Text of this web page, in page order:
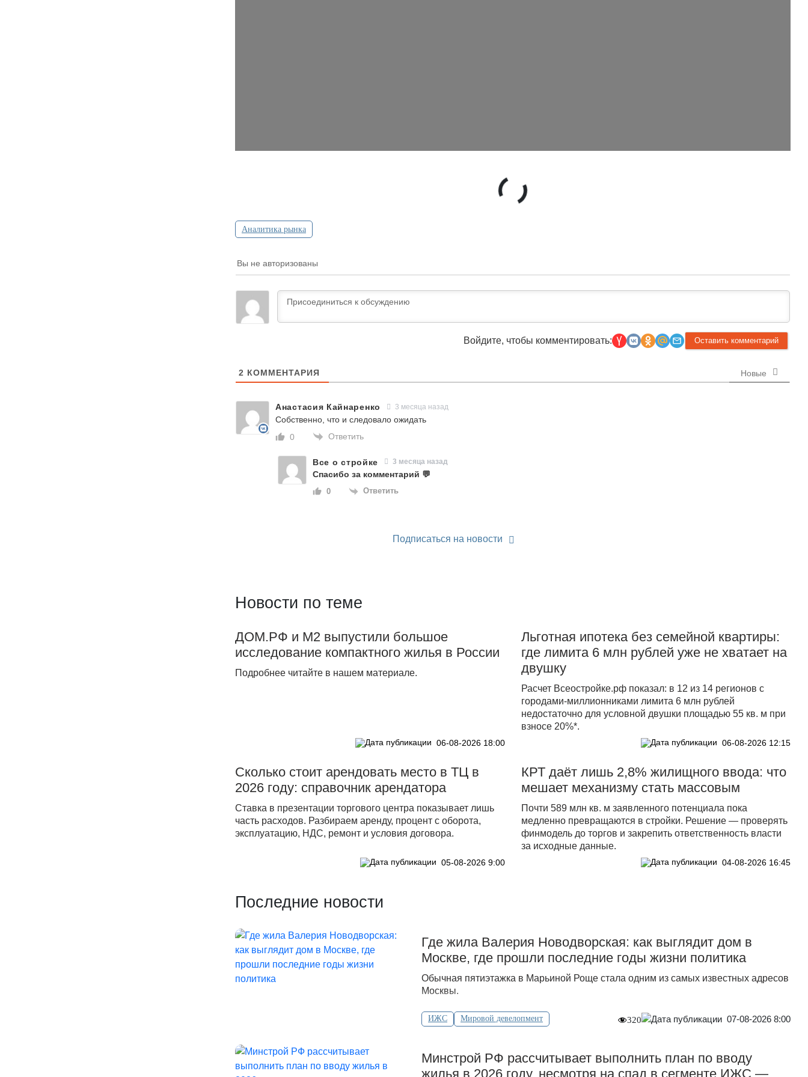
Аналитика рынка
Вы не авторизованы
Войдите, чтобы комментировать:
2 КОММЕНТАРИЯ Новые
Анастасия Кайнаренко 3 месяца назад
Собственно, что и следовало ожидать
0
Ответить
Все о стройке 3 месяца назад
Спасибо за комментарий 💬
0 Ответить
Подписаться на новости
Новости по теме
ДOМ.PФ и М2 выпустили большое
исследование компактного жилья в России
Подробнее читайте в нашем материале.
06-08-2026 18:00
Льготная ипотека без семейной квартиры:
где лимита 6 млн рублей уже не хватает на
двушку
Расчет Всеостройке.рф показал: в 12 из 14 регионов с
городами-миллионниками лимита 6 млн рублей
недостаточно для условной двушки площадью 55 кв. м при
взносе 20%*.
06-08-2026 12:15
Сколько стоит арендовать место в ТЦ в
2026 году: справочник арендатора
Ставка в презентации торгового центра показывает лишь
часть расходов. Разбираем аренду, процент с оборота,
эксплуатацию, НДС, ремонт и условия договора.
05-08-2026 9:00
КРТ даёт лишь 2,8% жилищного ввода: что
мешает механизму стать массовым
Почти 589 млн кв. м заявленного потенциала пока
медленно превращаются в стройки. Решение — проверять
финмодель до торгов и закрепить ответственность власти
за исходные данные.
04-08-2026 16:45
Последние новости
Где жила Валерия Новодворская: как выглядит дом в
Москве, где прошли последние годы жизни политика
Обычная пятиэтажка в Марьиной Роще стала одним из самых известных адресов
Москвы.
ИЖС Мировой девелопмент 320 07-08-2026 8:00
Минстрой РФ рассчитывает выполнить план по вводу
жилья в 2026 году, несмотря на спад в сегменте ИЖС —